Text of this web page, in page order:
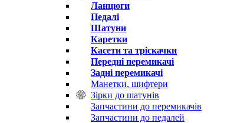
Ланцюги
Педалі
Шатуни
Каретки
Касети та тріскачки
Передні перемикачі
Задні перемикачі
Манетки, шифтери
Зірки до шатунів
Запчастини до перемикачів
Запчастини до педалей